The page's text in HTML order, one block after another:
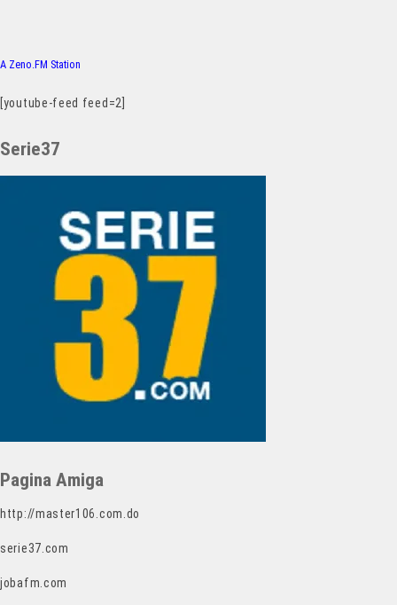
A Zeno.FM Station
[youtube-feed feed=2]
Serie37
Pagina Amiga
http://master106.com.do
serie37.com
jobafm.com